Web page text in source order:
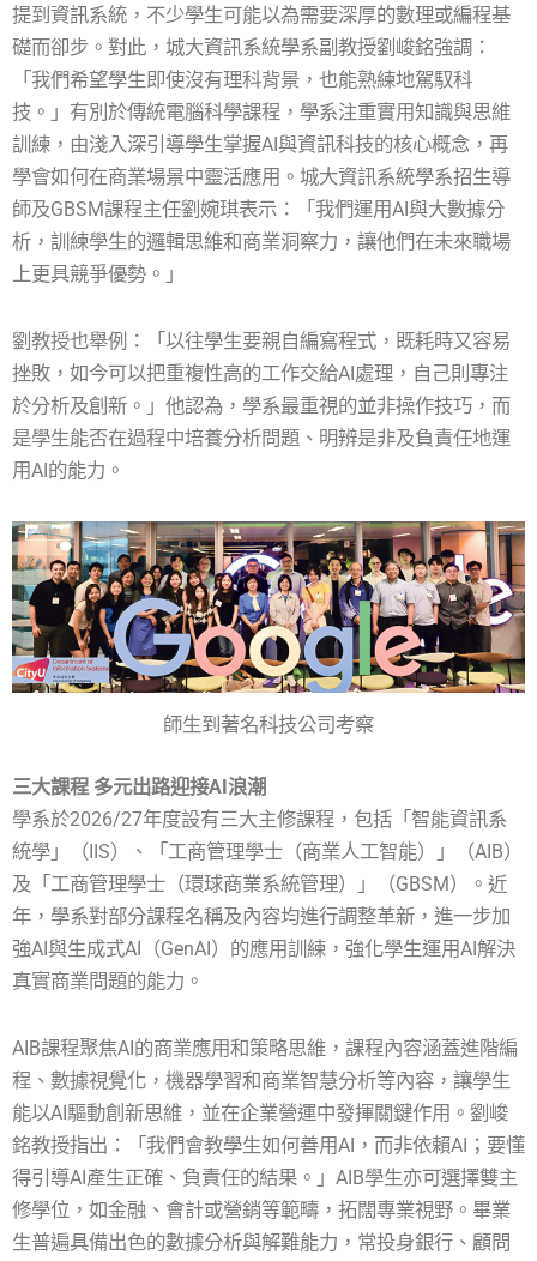
提到資訊系統，不少學生可能以為需要深厚的數理或編程基
礎而卻步。對此，城大資訊系統學系副教授劉峻銘強調：
「我們希望學生即使沒有理科背景，也能熟練地駕馭科
技。」有別於傳統電腦科學課程，學系注重實用知識與思維
訓練，由淺入深引導學生掌握AI與資訊科技的核心概念，再
學會如何在商業場景中靈活應用。城大資訊系統學系招生導
師及GBSM課程主任劉婉琪表示：「我們運用AI與大數據分
析，訓練學生的邏輯思維和商業洞察力，讓他們在未來職場
上更具競爭優勢。」
劉教授也舉例：「以往學生要親自編寫程式，既耗時又容易
挫敗，如今可以把重複性高的工作交給AI處理，自己則專注
於分析及創新。」他認為，學系最重視的並非操作技巧，而
是學生能否在過程中培養分析問題、明辨是非及負責任地運
用AI的能力。
師生到著名科技公司考察
三大課程 多元出路迎接AI浪潮
學系於2026/27年度設有三大主修課程，包括「智能資訊系
統學」（IIS）、「工商管理學士（商業人工智能）」（AIB）
及「工商管理學士（環球商業系統管理）」（GBSM）。近
年，學系對部分課程名稱及內容均進行調整革新，進一步加
強AI與生成式AI（GenAI）的應用訓練，強化學生運用AI解決
真實商業問題的能力。
AIB課程聚焦AI的商業應用和策略思維，課程內容涵蓋進階編
程、數據視覺化，機器學習和商業智慧分析等內容，讓學生
能以AI驅動創新思維，並在企業營運中發揮關鍵作用。劉峻
銘教授指出：「我們會教學生如何善用AI，而非依賴AI；要懂
得引導AI產生正確、負責任的結果。」AIB學生亦可選擇雙主
修學位，如金融、會計或營銷等範疇，拓闊專業視野。畢業
生普遍具備出色的數據分析與解難能力，常投身銀行、顧問